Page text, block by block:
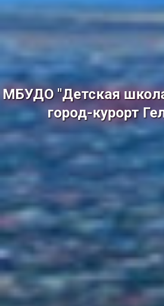
МБУДО "Детская
город-курорт